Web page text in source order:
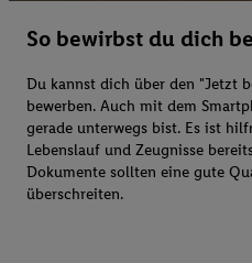
So bewirbst du dich
Du kannst dich über den "Jetzt
bewerben. Auch mit dem
gerade unterwegs bist. Es ist
Lebenslauf und Zeugnisse
Dokumente sollten eine gute
überschreiten.